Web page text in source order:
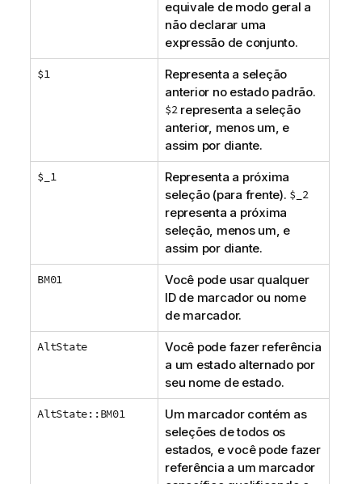
equivale de modo geral a
não declarar uma
expressão de conjunto.
$1
Representa a seleção
anterior no estado padrão.
$2representa a seleção
anterior, menos um, e
assim por diante.
$_1
Representa a próxima
seleção (para frente). $_2
representa a próxima
seleção, menos um, e
assim por diante.
BM01
Você pode usar qualquer
ID de marcador ou nome
de marcador.
AltState
Você pode fazer referência
a um estado alternado por
seu nome de estado.
AltState::BM01
Um marcador contém as
seleções de todos os
estados, e você pode fazer
referência a um marcador